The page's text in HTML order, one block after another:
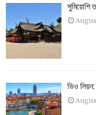
সুমিয়োশি
ভিও